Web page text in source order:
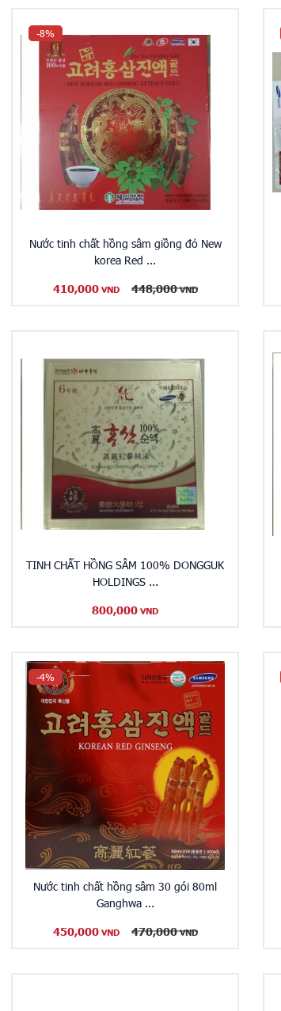
-8%
Nước tinh chất hồng sâm giồng đỏ New
korea Red ...
410,000 VND 448,000 VND
TINH CHẤT HỒNG SÂM 100% DONGGUK
HOLDINGS ...
800,000 VND
-4%
Nước tinh chất hồng sâm 30 gói 80ml
Ganghwa ...
450,000 VND 470,000 VND